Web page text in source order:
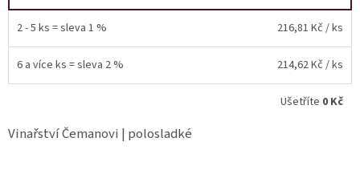
Vína
podle
jakosti
podle
2 - 5 ks = sleva 1 % 216,81 Kč / ks
6 a více ks = sleva 2 % 214,62 Kč / ks
Ušetříte 0 Kč
Vinařství Čemanovi | polosladké